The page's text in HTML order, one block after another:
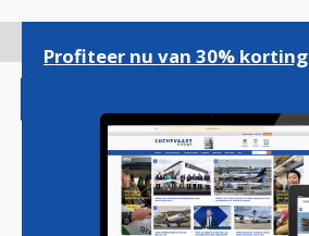
gaan
Profiteer nu van 30% korting